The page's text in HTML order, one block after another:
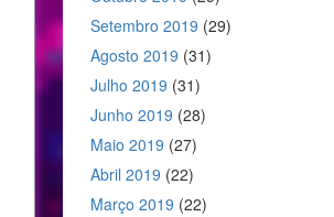
Setembro 2019 (29)
Agosto 2019 (31)
Julho 2019 (31)
Junho 2019 (28)
Maio 2019 (27)
Abril 2019 (22)
Março 2019 (22)